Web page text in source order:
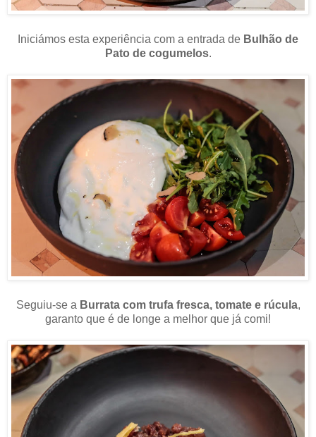
Iniciámos esta experiência com a entrada de Bulhão de
Pato de cogumelos.
Seguiu-se a Burrata com trufa fresca, tomate e rúcula,
garanto que é de longe a melhor que já comi!